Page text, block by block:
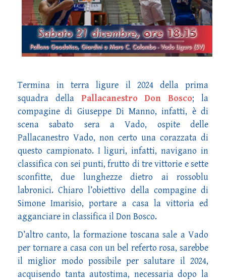
Termina in terra ligure il 2024 della prima
squadra della Pallacanestro Don Bosco; la
compagine di Giuseppe Di Manno, infatti, è di
scena sabato sera a Vado, ospite delle
Pallacanestro Vado, non certo una corazzata di
questo campionato. I liguri, infatti, navigano in
classifica con sei punti, frutto di tre vittorie e sette
sconfitte, due lunghezze dietro ai rossoblu
labronici. Chiaro l’obiettivo della compagine di
Simone Imarisio, portare a casa la vittoria ed
agganciare in classifica il Don Bosco.
D’altro canto, la formazione toscana sale a Vado
per tornare a casa con un bel referto rosa, sarebbe
il miglior modo possibile per salutare il 2024,
acquisendo tanta autostima, necessaria dopo la